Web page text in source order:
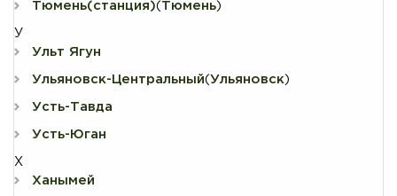
Тюмень(станция)( Тюмень)
У
Ульт Ягун
Ульяновск-Центральный(Ульяновск )
Усть-Тавда
Усть-Юган
Х
Ханымей